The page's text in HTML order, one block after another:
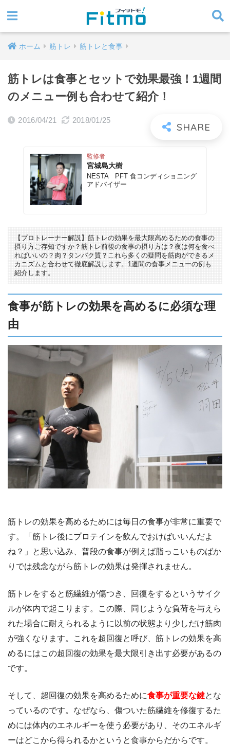
ホーム 筋トレ 筋トレと食事
筋トレは食事とセットで効果最強！1週間
のメニュー例も合わせて紹介！
2016/04/21 2018/01/25
監修者
宮城島大樹
NESTA PFT 食コンディショニング
アドバイザー
【プロトレーナー解説】筋トレの効果を最大限高めるための食事の
摂り方ご存知ですか？筋トレ前後の食事の摂り方は？夜は何を食べ
ればいいの？肉？タンパク質？これら多くの疑問を筋肉ができるメ
カニズムと合わせて徹底解説します。1週間の食事メニューの例も
紹介します。
食事が筋トレの効果を高めるに必須な理
由
筋トレの効果を高めるためには毎日の食事が非常に重要で
す。「筋トレ後にプロテインを飲んでおけばいいんだよ
ね？」と思い込み、普段の食事が例えば脂っこいものばか
りでは残念ながら筋トレの効果は発揮されません。
筋トレをすると筋繊維が傷つき、回復をするというサイク
ルが体内で起こります。この際、同じような負荷を与えら
れた場合に耐えられるように以前の状態より少しだけ筋肉
が強くなります。これを超回復と呼び、筋トレの効果を高
めるにはこの超回復の効果を最大限引き出す必要があるの
です。
そして、超回復の効果を高めるために食事が重要な鍵とな
っているのです。なぜなら、傷ついた筋繊維を修復するた
めには体内のエネルギーを使う必要があり、そのエネルギ
ーはどこから得られるかというと食事からだからです。